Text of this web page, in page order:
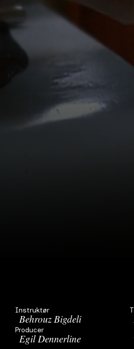
Instruktør
Behrouz Bigdeli
Producer
Egil Dennerline